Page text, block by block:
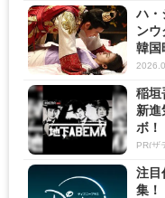
ハ・
ン
韓国
稲垣
新進
ボ！
PR(ザ
注目
集！